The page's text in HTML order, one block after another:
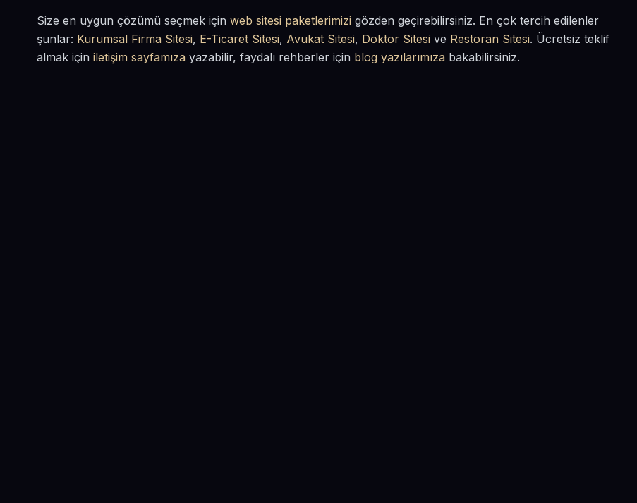
Size en uygun çözümü seçmek için web sitesi paketlerimizi gözden geçirebilirsiniz. En çok tercih edilenler
şunlar: Kurumsal Firma Sitesi, E-Ticaret Sitesi, Avukat Sitesi, Doktor Sitesi ve Restoran Sitesi. Ücretsiz teklif
almak için iletişim sayfamıza yazabilir, faydalı rehberler için blog yazılarımıza bakabilirsiniz.